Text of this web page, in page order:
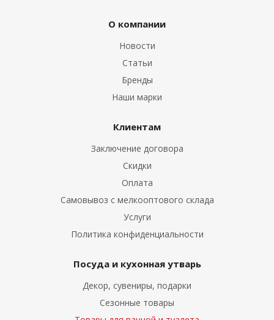
О компании
Новости
Статьи
Бренды
Наши марки
Клиентам
Заключение договора
Скидки
Оплата
Самовывоз с мелкооптового склада
Услуги
Политика конфиденциальности
Посуда и кухонная утварь
Декор, сувениры, подарки
Сезонные товары